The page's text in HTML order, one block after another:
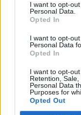
I want to opt-
Personal Data.
Opted In
I want to opt-
Personal Data
Opted In
I want to opt-
Retention,
Personal Data
Purposes for
Opted Out
Σε κάθε
υποδηλώνουν ότι «
μπορούσε να
έκπτωση των
καταλήγουν οι
Φωτογραφία: